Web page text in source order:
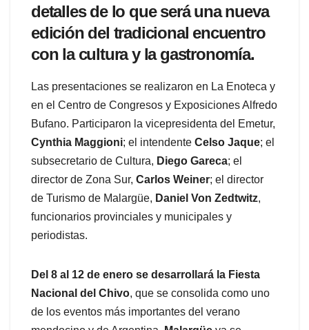
detalles de lo que será una nueva
edición del tradicional encuentro
con la cultura y la gastronomía.
Las presentaciones se realizaron en La Enoteca y
en el Centro de Congresos y Exposiciones Alfredo
Bufano. Participaron la vicepresidenta del Emetur,
Cynthia Maggioni; el intendente Celso Jaque; el
subsecretario de Cultura, Diego Gareca; el
director de Zona Sur, Carlos Weiner; el director
de Turismo de Malargüe, Daniel Von Zedtwitz,
funcionarios provinciales y municipales y
periodistas.
Del 8 al 12 de enero se desarrollará la Fiesta
Nacional del Chivo, que se consolida como uno
de los eventos más importantes del verano